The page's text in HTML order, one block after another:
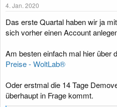
n
4. Jan. 2020
Das erste Quartal haben wir ja
sich vorher einen Account
Am besten einfach mal hier über
Preise - WoltLab®
Oder erstmal die 14 Tage
überhaupt in Frage kommt.